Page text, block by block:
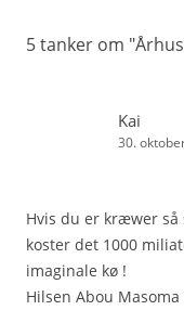
5 tanker om "
Kai
30.
Hvis du er kræwer så
koster det 1000
imaginale kø !
Hilsen Abou